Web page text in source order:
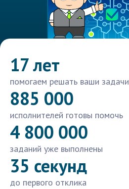
17 лет
помогаем решать ваши задачи
885 000
исполнителей готовы помочь
4 800 000
заданий уже выполнены
35 секунд
до первого отклика